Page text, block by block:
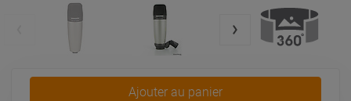
Ajouter au panier